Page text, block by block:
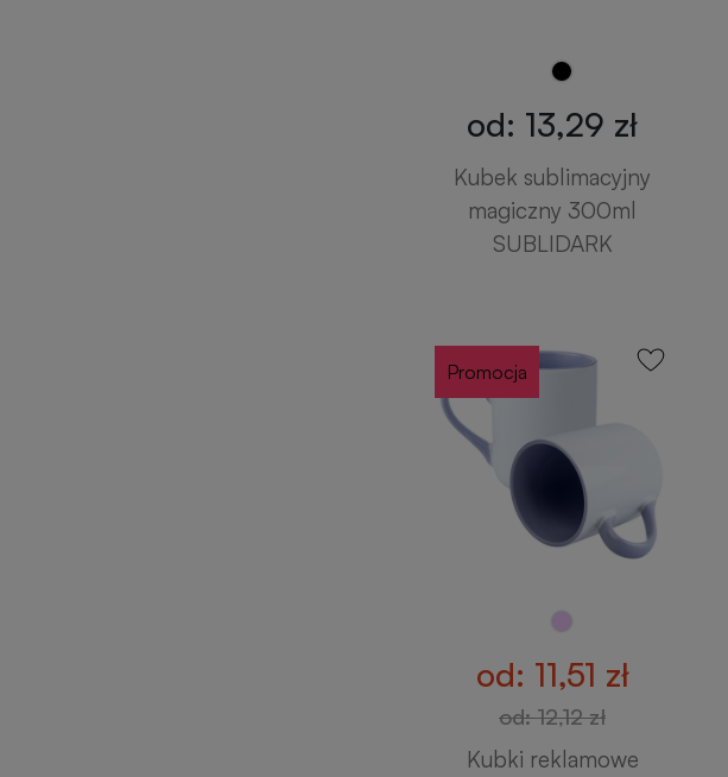
od: 13,29 zł
Kubek sublimacyjny
magiczny 300ml
SUBLIDARK
Promocja
od: 11,51 zł
od: 12,12 zł
Kubki reklamowe